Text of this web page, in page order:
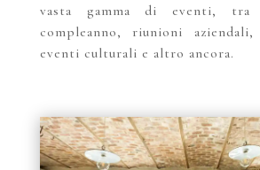
vasta gamma di eventi,
compleanno, riunioni
eventi culturali e altro ancora.